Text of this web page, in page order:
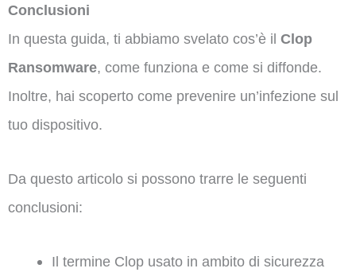
Conclusioni
In questa guida, ti abbiamo svelato cos’è il Clop
Ransomware, come funziona e come si diffonde.
Inoltre, hai scoperto come prevenire un’infezione sul
tuo dispositivo.
Da questo articolo si possono trarre le seguenti
conclusioni:
Il termine Clop usato in ambito di sicurezza